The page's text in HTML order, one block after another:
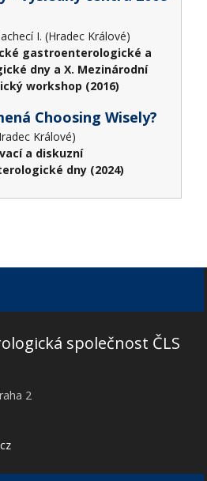
I. (Hradec Králové)
gastroenterologické a
dny a X. Mezinárodní
workshop (2016)
Choosing Wisely?
Králové)
a diskuzní
dny (2024)
společnost ČLS
2